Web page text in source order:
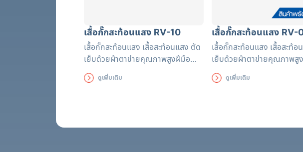
เสื้อกั๊กสะท้อนแสง RV-10
เสื้อกั๊กสะท้อนแสง เสื้อสะท้อนแสง ตัด
เย็บด้วยผ้าตาข่ายคุณภาพสูงฝีมือ
ปราณีต แถบสะท้อนแสงได้รับรอง
มาตรฐาน EN471 ใช้งานได้ยาวนาน
ดูเพิ่มเติม
เสื้อกั๊กสะท้อนแสง RV-
เสื้อกั๊กสะท้อนแสง เสื้อสะท้อ
เย็บด้วยผ้าตาข่ายคุณภาพสู
ปราณีต แถบสะท้อนแสงได้รับ
มาตรฐาน EN471 ใช้งานได้ย
ดูเพิ่มเติม